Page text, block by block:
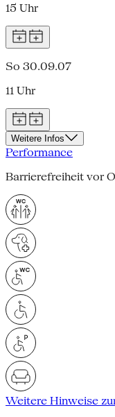
15 Uhr
So 30.09.07
11 Uhr
Weitere Infos
Performance
Barrierefreiheit vor
Weitere Hinweise